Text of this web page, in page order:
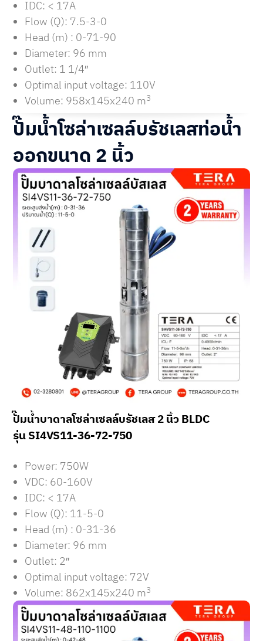
IDC: < 17A
Flow (Q): 7.5-3-0
Head (m) : 0-71-90
Diameter: 96 mm
Outlet: 1 1/4″
Optimal input voltage: 110V
Volume: 958x145x240 m3
ปั๊มน้ำโซล่าเซลล์บรัชเลสท่อน้ำ
ออกขนาด 2 นิ้ว
ปั๊มน้ำบาดาลโซล่าเซลล์บรัชเลส 2 นิ้ว BLDC
รุ่น SI4VS11-36-72-750
Power: 750W
VDC: 60-160V
IDC: < 17A
Flow (Q): 11-5-0
Head (m) : 0-31-36
Diameter: 96 mm
Outlet: 2″
Optimal input voltage: 72V
Volume: 862x145x240 m3